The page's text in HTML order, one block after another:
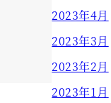
2023年4月
2023年3月
2023年2月
2023年1月